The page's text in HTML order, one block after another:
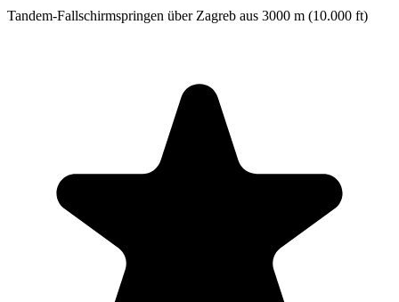
Tandem-Fallschirmspringen über Zagreb aus 3000 m (10.000 ft)